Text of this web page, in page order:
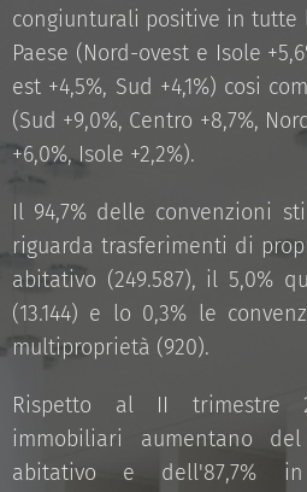
congiunturali positive in tutte
Paese (Nord-ovest e Isole
est +4,5%, Sud +4,1%) cosi
(Sud +9,0%, Centro +8,7%,
+6,0%, Isole +2,2%).
Il 94,7% delle convenzioni
riguarda trasferimenti di
abitativo (249.587), il 5,0%
(13.144) e lo 0,3% le
multiproprietà (920).
Rispetto al II trimestre
immobiliari aumentano
abitativo e dell'87,7%